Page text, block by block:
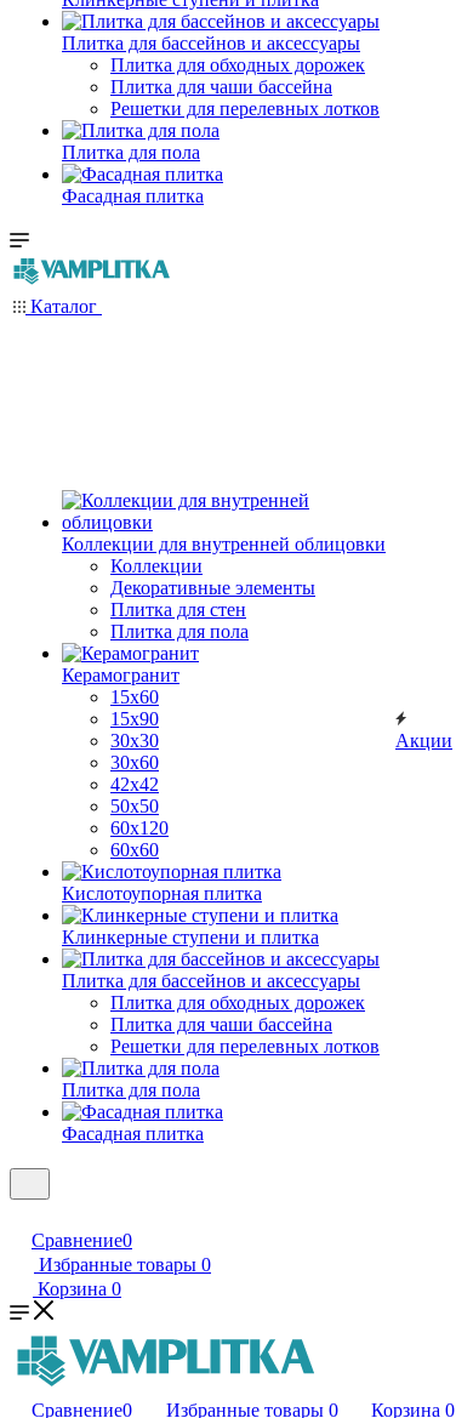
Плитка для бассейнов и аксессуары
Плитка для обходных дорожек
Плитка для чаши бассейна
Решетки для перелевных лотков
Плитка для пола
Фасадная плитка
Каталог
Коллекции для внутренней облицовки
Коллекции
Декоративные элементы
Плитка для стен
Плитка для пола
Керамогранит
15х60
15x90
30х30
30х60
42х42
50х50
60х120
60х60
Кислотоупорная плитка
Клинкерные ступени и плитка
Плитка для бассейнов и аксессуары
Плитка для обходных дорожек
Плитка для чаши бассейна
Решетки для перелевных лотков
Плитка для пола
Фасадная плитка
Акции
Сравнение0
Избранные товары 0
Корзина 0
Сравнение0 Избранные товары 0 Корзина 0